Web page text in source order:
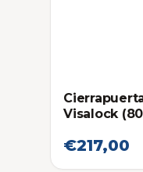
Visalock
€217,00